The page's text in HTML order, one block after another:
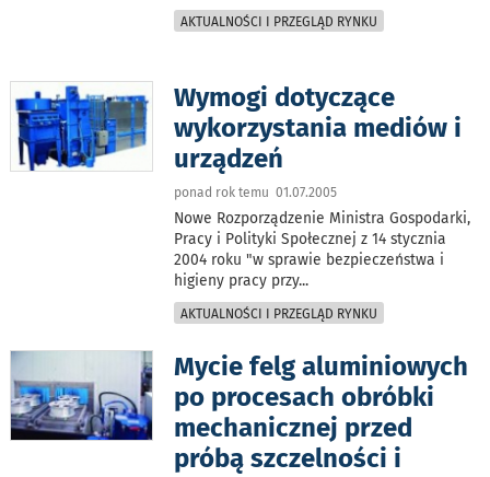
AKTUALNOŚCI I PRZEGLĄD RYNKU
Wymogi dotyczące
wykorzystania mediów i
urządzeń
ponad rok temu 01.07.2005
Nowe Rozporządzenie Ministra Gospodarki,
Pracy i Polityki Społecznej z 14 stycznia
2004 roku "w sprawie bezpieczeństwa i
higieny pracy przy...
AKTUALNOŚCI I PRZEGLĄD RYNKU
Mycie felg aluminiowych
po procesach obróbki
mechanicznej przed
próbą szczelności i